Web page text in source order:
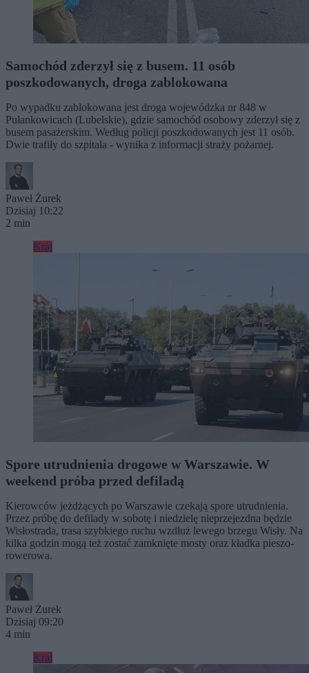
Samochód zderzył się z busem. 11 osób
poszkodowanych, droga zablokowana
Po wypadku zablokowana jest droga wojewódzka nr 848 w
Pułankowicach (Lubelskie), gdzie samochód osobowy zderzył się z
busem pasażerskim. Według policji poszkodowanych jest 11 osób.
Dwie trafiły do szpitala - wynika z informacji straży pożarnej.
Paweł Żurek
Dzisiaj 10:22
2 min
Kraj
Spore utrudnienia drogowe w Warszawie. W
weekend próba przed defiladą
Kierowców jeżdżących po Warszawie czekają spore utrudnienia.
Przez próbę do defilady w sobotę i niedzielę nieprzejezdna będzie
Wisłostrada, trasa szybkiego ruchu wzdłuż lewego brzegu Wisły. Na
kilka godzin mogą też zostać zamknięte mosty oraz kładka pieszo-
rowerowa.
Paweł Żurek
Dzisiaj 09:20
4 min
Kraj